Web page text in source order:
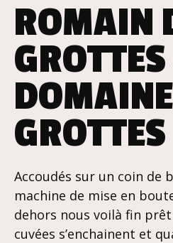
ROMAIN
GROTTES
Accoudés sur un coin de
machine de mise en
dehors nous voilà fin
cuvées s’enchainent et